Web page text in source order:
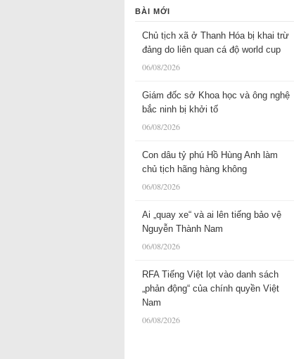
BÀI MỚI
Chủ tịch xã ở Thanh Hóa bị khai trừ
đảng do liên quan cá độ world cup
06/08/2026
Giám đốc sở Khoa học và ông nghệ
bắc ninh bị khởi tố
06/08/2026
Con dâu tỷ phú Hồ Hùng Anh làm
chủ tịch hãng hàng không
06/08/2026
Ai „quay xe“ và ai lên tiếng bảo vệ
Nguyễn Thành Nam
06/08/2026
RFA Tiếng Việt lọt vào danh sách
„phản động“ của chính quyền Việt
Nam
06/08/2026